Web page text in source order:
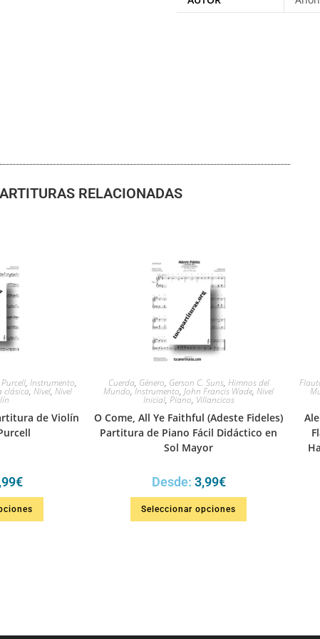
RELACIONADAS
, Instrumento,
clásica, Nivel, Nivel
de Violín
€
Cuerda, Género, Gerson C. Suns, Himnos del
Mundo,Instrumento, John Francis Wade, Nivel
Inicial, Piano, Villancicos
O Come, All Ye Faithful (Adeste Fideles)
Partitura de Piano Fácil Didáctico en
Sol Mayor
Desde: 3,99€
Seleccionar opciones